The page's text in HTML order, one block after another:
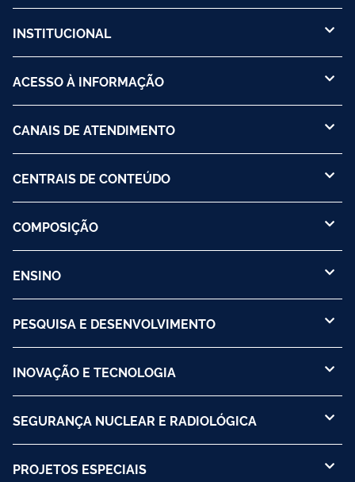
INSTITUCIONAL
ACESSO À INFORMAÇÃO
CANAIS DE ATENDIMENTO
CENTRAIS DE CONTEÚDO
COMPOSIÇÃO
ENSINO
PESQUISA E DESENVOLVIMENTO
INOVAÇÃO E TECNOLOGIA
SEGURANÇA NUCLEAR E RADIOLÓGICA
PROJETOS ESPECIAIS